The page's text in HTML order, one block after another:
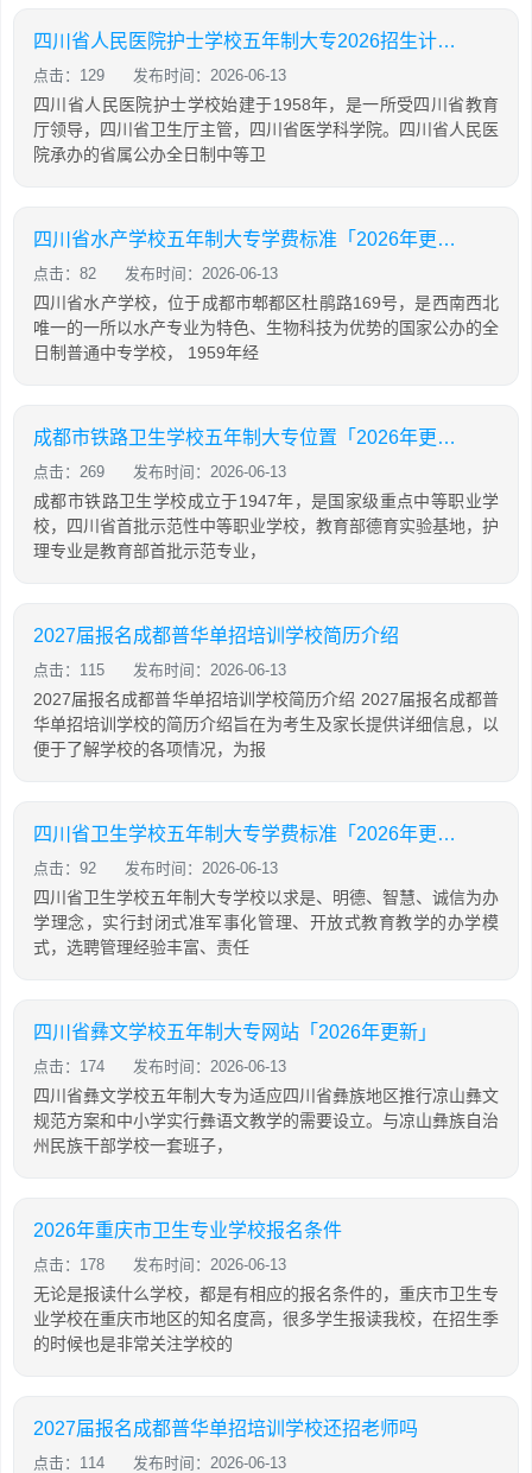
四川省人民医院护士学校五年制大专2026招生计划「2026年更新」
点击：129 发布时间：2026-06-13
四川省人民医院护士学校始建于1958年，是一所受四川省教育
厅领导，四川省卫生厅主管，四川省医学科学院。四川省人民医
院承办的省属公办全日制中等卫
四川省水产学校五年制大专学费标准「2026年更新」
点击：82 发布时间：2026-06-13
四川省水产学校，位于成都市郫都区杜鹃路169号，是西南西北
唯一的一所以水产专业为特色、生物科技为优势的国家公办的全
日制普通中专学校， 1959年经
成都市铁路卫生学校五年制大专位置「2026年更新」
点击：269 发布时间：2026-06-13
成都市铁路卫生学校成立于1947年，是国家级重点中等职业学
校，四川省首批示范性中等职业学校，教育部德育实验基地，护
理专业是教育部首批示范专业，
2027届报名成都普华单招培训学校简历介绍
点击：115 发布时间：2026-06-13
2027届报名成都普华单招培训学校简历介绍 2027届报名成都普
华单招培训学校的简历介绍旨在为考生及家长提供详细信息，以
便于了解学校的各项情况，为报
四川省卫生学校五年制大专学费标准「2026年更新」
点击：92 发布时间：2026-06-13
四川省卫生学校五年制大专学校以求是、明德、智慧、诚信为办
学理念，实行封闭式准军事化管理、开放式教育教学的办学模
式，选聘管理经验丰富、责任
四川省彝文学校五年制大专网站「2026年更新」
点击：174 发布时间：2026-06-13
四川省彝文学校五年制大专为适应四川省彝族地区推行凉山彝文
规范方案和中小学实行彝语文教学的需要设立。与凉山彝族自治
州民族干部学校一套班子，
2026年重庆市卫生专业学校报名条件
点击：178 发布时间：2026-06-13
无论是报读什么学校，都是有相应的报名条件的，重庆市卫生专
业学校在重庆市地区的知名度高，很多学生报读我校，在招生季
的时候也是非常关注学校的
2027届报名成都普华单招培训学校还招老师吗
点击：114 发布时间：2026-06-13